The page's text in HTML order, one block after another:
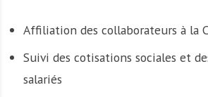
Affiliation des collaborateurs à la
Suivi des cotisations sociales et
salariés